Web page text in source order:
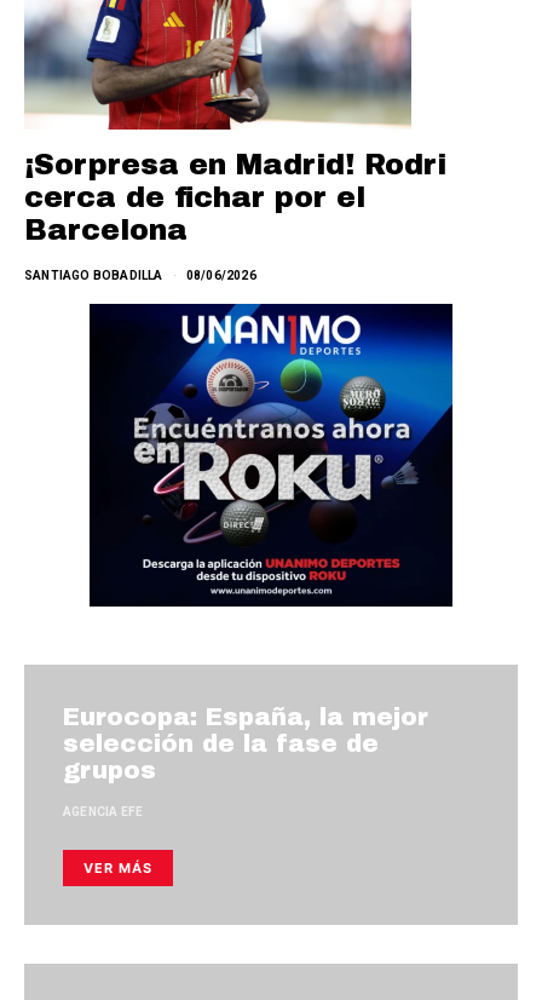
¡Sorpresa en Madrid! Rodri
cerca de fichar por el
Barcelona
SANTIAGO BOBADILLA 08/06/2026
Eurocopa: España, la mejor
selección de la fase de
grupos
AGENCIA EFE
VER MÁS